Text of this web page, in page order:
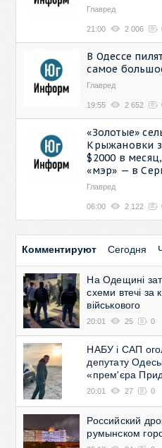
Главред
21:00 2 006
В Одессе
самое
Главред
19:55 2 652
«Золотые»
Крыжановки
$2000 в
«мэр» — в
Главред
06:00 2 122
Комментируют Сегодня
На Одещині
схеми втечі за
військового
20:01 25 0
НАБУ і САП
депутату
«прем'єра
20:01 27 0
Российский
румынском